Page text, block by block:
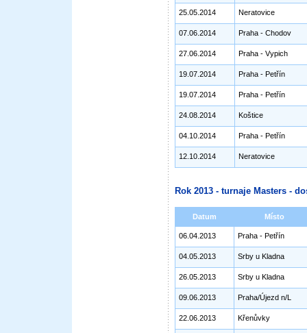
25.05.2014 Neratovice
07.06.2014 Praha - Chodov
27.06.2014 Praha - Vypich
19.07.2014 Praha - Petřín
19.07.2014 Praha - Petřín
24.08.2014 Koštice
04.10.2014 Praha - Petřín
12.10.2014 Neratovice
Rok 2013 - turnaje Masters -
Datum Místo
06.04.2013 Praha - Petřín
04.05.2013 Srby u Kladna
26.05.2013 Srby u Kladna
09.06.2013 Praha/Újezd n/L
22.06.2013 Křenůvky